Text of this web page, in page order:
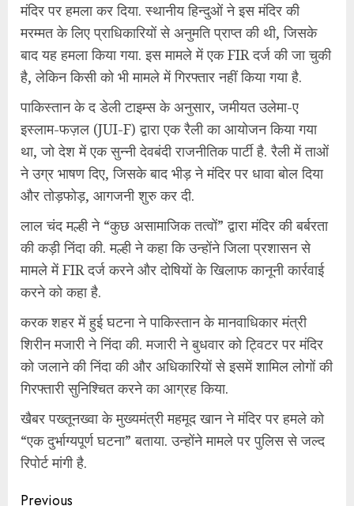
मंदिर पर हमला कर दिया. स्थानीय हिन्दुओं ने इस मंदिर की
मरम्मत के लिए प्राधिकारियों से अनुमति प्राप्त की थी, जिसके
बाद यह हमला किया गया. इस मामले में एक FIR दर्ज की जा चुकी
है, लेकिन किसी को भी मामले में गिरफ्तार नहीं किया गया है.
पाकिस्तान के द डेली टाइम्स के अनुसार, जमीयत उलेमा-ए
इस्लाम-फज़ल (JUI-F) द्वारा एक रैली का आयोजन किया गया
था, जो देश में एक सुन्नी देवबंदी राजनीतिक पार्टी है. रैली में ताओं
ने उग्र भाषण दिए, जिसके बाद भीड़ ने मंदिर पर धावा बोल दिया
और तोड़फोड़, आगजनी शुरु कर दी.
लाल चंद मल्ही ने “कुछ असामाजिक तत्वों” द्वारा मंदिर की बर्बरता
की कड़ी निंदा की. मल्ही ने कहा कि उन्होंने जिला प्रशासन से
मामले में FIR दर्ज करने और दोषियों के खिलाफ कानूनी कार्रवाई
करने को कहा है.
करक शहर में हुई घटना ने पाकिस्तान के मानवाधिकार मंत्री
शिरीन मजारी ने निंदा की. मजारी ने बुधवार को ट्विटर पर मंदिर
को जलाने की निंदा की और अधिकारियों से इसमें शामिल लोगों की
गिरफ्तारी सुनिश्चित करने का आग्रह किया.
खैबर पख्तूनख्वा के मुख्यमंत्री महमूद खान ने मंदिर पर हमले को
“एक दुर्भाग्यपूर्ण घटना” बताया. उन्होंने मामले पर पुलिस से जल्द
रिपोर्ट मांगी है.
Previous